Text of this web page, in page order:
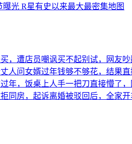
曝光 R星有史以来最大最密集地图
，遭店员嘲讽买不起别试，网友吵
人问女婿过年钱够不够花，结果
年，饭桌上人手一把刀直接懵了
同房，起诉离婚被驳回后，全家